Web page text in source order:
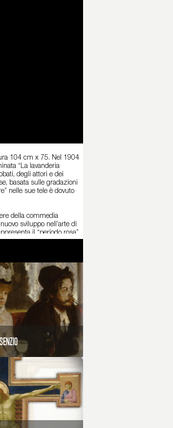
104 cm x 75. Nel 1904
“La lavanderia
degli attori e dei
basata sulle gradazioni
nelle sue tele è dovuto
della commedia
sviluppo nell’arte di
il “periodo rosa”.
composizione del quadro
e colore. Le figure
in bilico fra due mondi:
creano
usano nelle loro opere
darà vita alla rivoluzione